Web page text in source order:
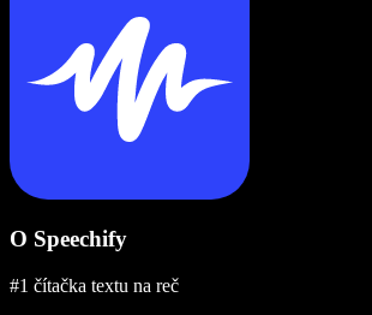
O Speechify
#1 čítačka textu na reč